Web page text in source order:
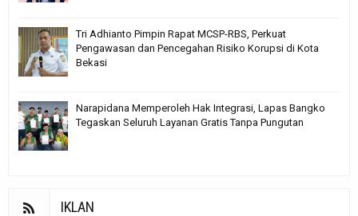
Tri Adhianto Pimpin Rapat MCSP-RBS, Perkuat
Pengawasan dan Pencegahan Risiko Korupsi di Kota
Bekasi
Narapidana Memperoleh Hak Integrasi, Lapas Bangko
Tegaskan Seluruh Layanan Gratis Tanpa Pungutan
IKLAN